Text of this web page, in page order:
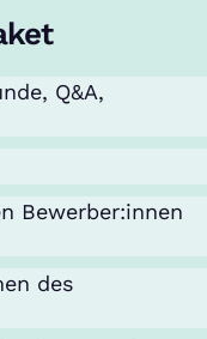
Q&A,
Bewerber:innen
des